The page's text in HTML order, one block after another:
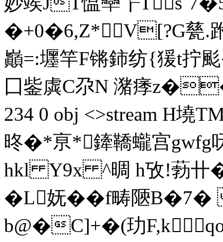
�+0�6,Z*V[?G甆.
巓=:壥竿F锵鈰纺{猨t拧
囗鈭虡C尕N 潴痵
234 0 obj <>stream H墝
昸�*亰*鏲鞽蠬宫
hkl Y9x ^晭 h攷!葧卄
�L妩��f畴陿B�7�
b@�C]+�(玏F,kqo